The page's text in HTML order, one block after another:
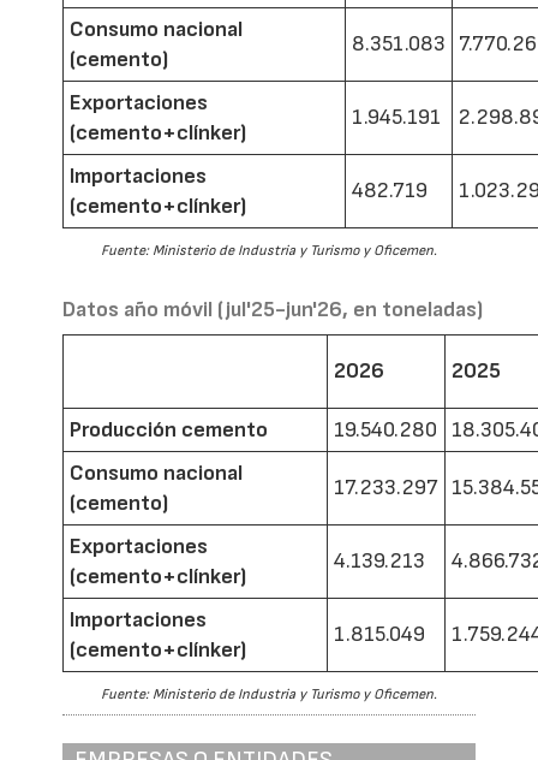
Consumo nacional
(cemento)
8.351.083
Exportaciones
(cemento+clínker)
1.945.191
Importaciones
(cemento+clínker)
482.719
Fuente: Ministerio de Industria y Turismo y Oficemen.
Datos año móvil (jul'25-jun'26, en toneladas)
2026 2025
Producción cemento 19.540.280
Consumo nacional
(cemento)
17.233.297
Exportaciones
(cemento+clínker)
4.139.213
Importaciones
(cemento+clínker)
1.815.049
Fuente: Ministerio de Industria y Turismo y Oficemen.